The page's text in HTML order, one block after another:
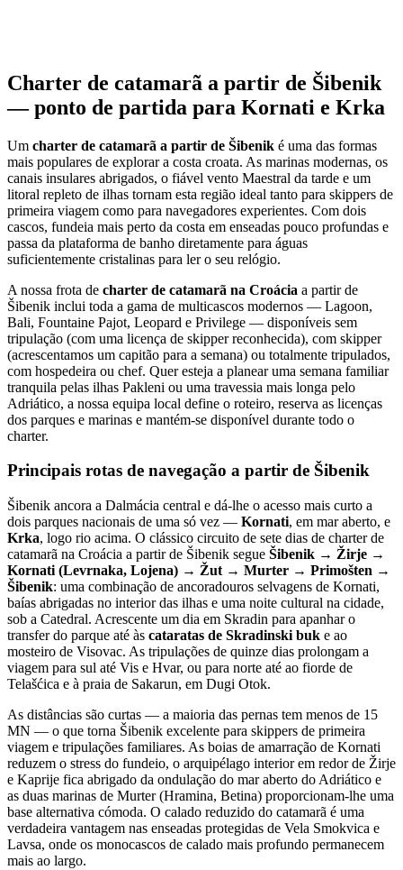
amarrações fáceis e o autêntico ambiente dalmata.
Charter de catamarã a partir de Šibenik
— ponto de partida para Kornati e Krka
Um charter de catamarã a partir de Šibenik é uma das formas
mais populares de explorar a costa croata. As marinas modernas, os
canais insulares abrigados, o fiável vento Maestral da tarde e um
litoral repleto de ilhas tornam esta região ideal tanto para skippers de
primeira viagem como para navegadores experientes. Com dois
cascos, fundeia mais perto da costa em enseadas pouco profundas e
passa da plataforma de banho diretamente para águas
suficientemente cristalinas para ler o seu relógio.
A nossa frota de charter de catamarã na Croácia a partir de
Šibenik inclui toda a gama de multicascos modernos — Lagoon,
Bali, Fountaine Pajot, Leopard e Privilege — disponíveis sem
tripulação (com uma licença de skipper reconhecida), com skipper
(acrescentamos um capitão para a semana) ou totalmente tripulados,
com hospedeira ou chef. Quer esteja a planear uma semana familiar
tranquila pelas ilhas Pakleni ou uma travessia mais longa pelo
Adriático, a nossa equipa local define o roteiro, reserva as licenças
dos parques e marinas e mantém-se disponível durante todo o
charter.
Principais rotas de navegação a partir de Šibenik
Šibenik ancora a Dalmácia central e dá-lhe o acesso mais curto a
dois parques nacionais de uma só vez — Kornati, em mar aberto, e
Krka, logo rio acima. O clássico circuito de sete dias de charter de
catamarã na Croácia a partir de Šibenik segue Šibenik → Žirje →
Kornati (Levrnaka, Lojena) → Žut → Murter → Primošten →
Šibenik: uma combinação de ancoradouros selvagens de Kornati,
baías abrigadas no interior das ilhas e uma noite cultural na cidade,
sob a Catedral. Acrescente um dia em Skradin para apanhar o
transfer do parque até às cataratas de Skradinski buk e ao
mosteiro de Visovac. As tripulações de quinze dias prolongam a
viagem para sul até Vis e Hvar, ou para norte até ao fiorde de
Telašćica e à praia de Sakarun, em Dugi Otok.
As distâncias são curtas — a maioria das pernas tem menos de 15
MN — o que torna Šibenik excelente para skippers de primeira
viagem e tripulações familiares. As boias de amarração de Kornati
reduzem o stress do fundeio, o arquipélago interior em redor de Žirje
e Kaprije fica abrigado da ondulação do mar aberto do Adriático e
as duas marinas de Murter (Hramina, Betina) proporcionam-lhe uma
base alternativa cómoda. O calado reduzido do catamarã é uma
verdadeira vantagem nas enseadas protegidas de Vela Smokvica e
Lavsa, onde os monocascos de calado mais profundo permanecem
mais ao largo.